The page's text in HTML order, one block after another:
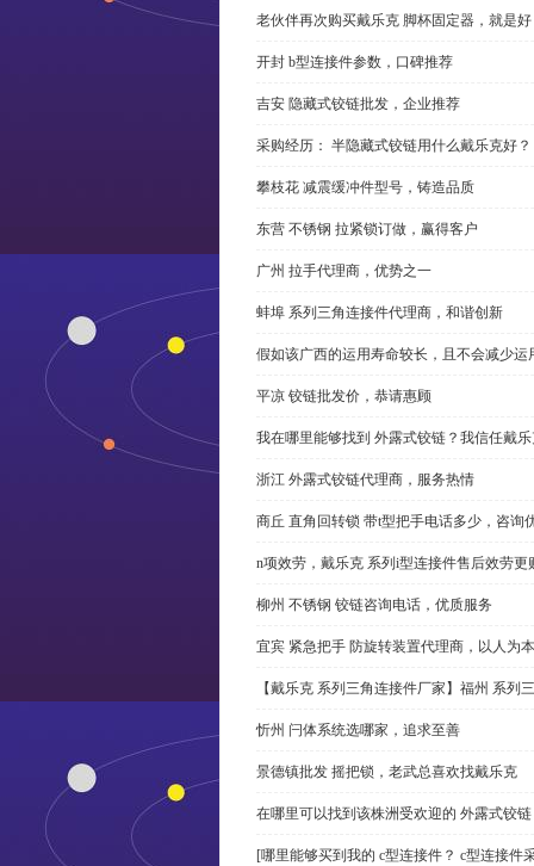
老伙伴再次购买戴乐克 脚杯固定器，就是
开封 b型连接件参数，口碑推荐
吉安 隐藏式铰链批发，企业推荐
采购经历： 半隐藏式铰链用什么戴乐克好？
攀枝花 减震缓冲件型号，铸造品质
东营 不锈钢 拉紧锁订做，赢得客户
广州 拉手代理商，优势之一
蚌埠 系列三角连接件代理商，和谐创新
假如该广西的运用寿命较长，且不会减少
平凉 铰链批发价，恭请惠顾
我在哪里能够找到 外露式铰链？我信任戴
浙江 外露式铰链代理商，服务热情
商丘 直角回转锁 带t型把手电话多少，咨询
n项效劳，戴乐克 系列i型连接件售后效劳更
柳州 不锈钢 铰链咨询电话，优质服务
宜宾 紧急把手 防旋转装置代理商，以人为本
【戴乐克 系列三角连接件厂家】福州 系列
忻州 闩体系统选哪家，追求至善
景德镇批发 摇把锁，老武总喜欢找戴乐克
在哪里可以找到该株洲受欢迎的 外露式铰
[哪里能够买到我的 c型连接件？ c型连接件